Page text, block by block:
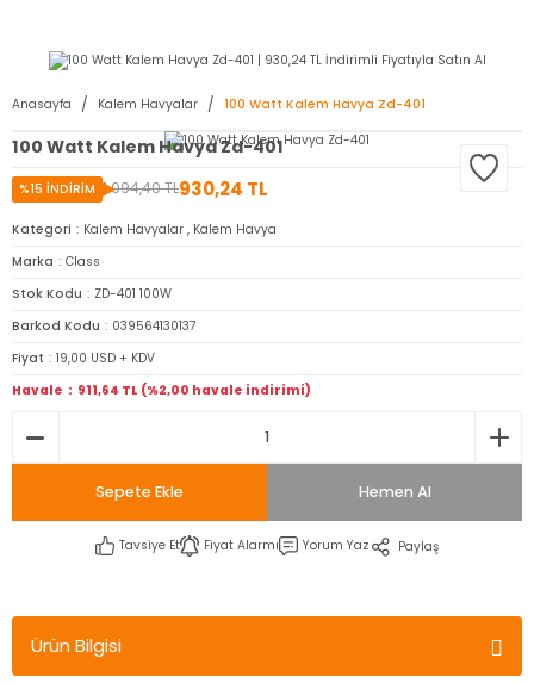
Anasayfa Kalem Havyalar 100 Watt Kalem Havya Zd-401
100 Watt Kalem Havya Zd-401
1.094,40 TL930,24 TL
%15 İNDİRİM
Kategori Kalem Havyalar , Kalem Havya
Marka
Class
Stok Kodu
ZD-401 100W
Barkod Kodu
039564130137
Fiyat
19,00 USD + KDV
Havale
911,64 TL (%2,00 havale indirimi)
Sepete Ekle Hemen Al
Tavsiye Et Fiyat Alarmı Yorum Yaz Paylaş
Ürün Bilgisi